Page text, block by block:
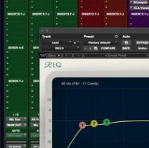
افتح الوسائط 3 في النافذة المنبثقة